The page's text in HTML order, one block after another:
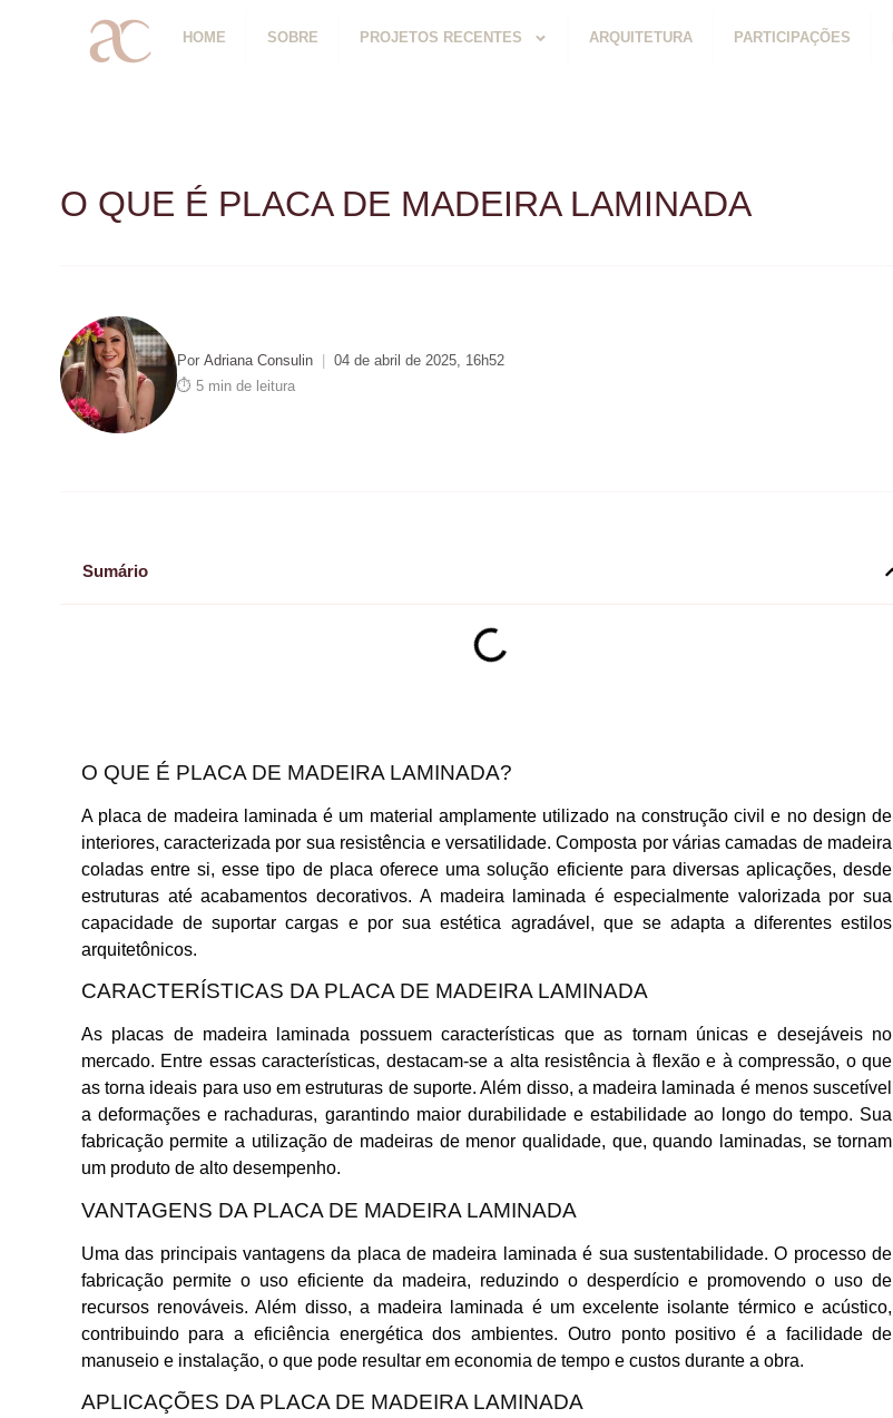
HOME SOBRE PROJETOS RECENTES ARQUITETURA PARTICIPAÇÕES
O QUE É PLACA DE MADEIRA LAMINADA
PorAdriana Consulin
04 de abril de 2025, 16h52
⏱ 5 min de leitura
Sumário
O QUE É PLACA DE MADEIRA LAMINADA?
A placa de madeira laminada é um material amplamente utilizado na construção civil e no design de
interiores, caracterizada por sua resistência e versatilidade. Composta por várias camadas de madeira
coladas entre si, esse tipo de placa oferece uma solução eficiente para diversas aplicações, desde
estruturas até acabamentos decorativos. A madeira laminada é especialmente valorizada por sua
capacidade de suportar cargas e por sua estética agradável, que se adapta a diferentes estilos
arquitetônicos.
CARACTERÍSTICAS DA PLACA DE MADEIRA LAMINADA
As placas de madeira laminada possuem características que as tornam únicas e desejáveis no
mercado. Entre essas características, destacam-se a alta resistência à flexão e à compressão, o que
as torna ideais para uso em estruturas de suporte. Além disso, a madeira laminada é menos suscetível
a deformações e rachaduras, garantindo maior durabilidade e estabilidade ao longo do tempo. Sua
fabricação permite a utilização de madeiras de menor qualidade, que, quando laminadas, se tornam
um produto de alto desempenho.
VANTAGENS DA PLACA DE MADEIRA LAMINADA
Uma das principais vantagens da placa de madeira laminada é sua sustentabilidade. O processo de
fabricação permite o uso eficiente da madeira, reduzindo o desperdício e promovendo o uso de
recursos renováveis. Além disso, a madeira laminada é um excelente isolante térmico e acústico,
contribuindo para a eficiência energética dos ambientes. Outro ponto positivo é a facilidade de
manuseio e instalação, o que pode resultar em economia de tempo e custos durante a obra.
APLICAÇÕES DA PLACA DE MADEIRA LAMINADA